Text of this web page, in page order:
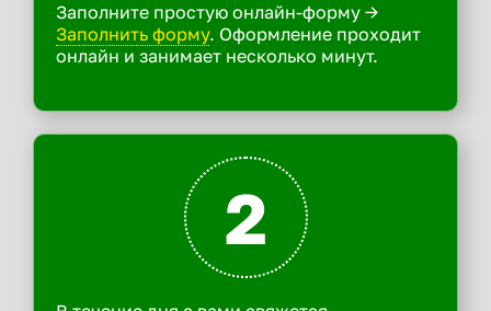
Заполните простую онлайн-форму ->
Заполнить форму. Оформление проходит
онлайн и занимает несколько минут.
2